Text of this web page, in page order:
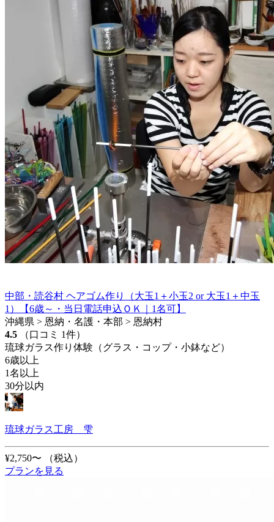
中部・読谷村 ヘアゴム作り（大玉1＋小玉2 or 大玉1＋中玉
1）【6歳～・当日電話申込ＯＫ｜1名可】
沖縄県 > 恩納・名護・本部 > 恩納村
4.5
（口コミ 1件）
琉球ガラス作り体験（グラス・コップ・小鉢など）
6歳以上
1名以上
30分以内
琉球ガラス工房 雫
¥2,750〜
（税込）
プランを見る